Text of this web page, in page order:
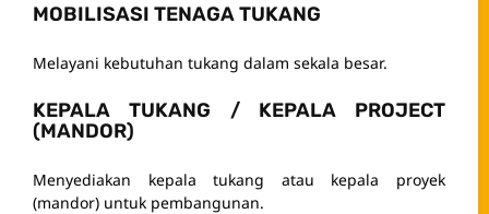
MOBILISASI TENAGA TUKANG
Melayani kebutuhan tukang dalam sekala besar.
KEPALA TUKANG / KEPALA PROJECT
(MANDOR)
Menyediakan kepala tukang atau kepala proyek
(mandor) untuk pembangunan.